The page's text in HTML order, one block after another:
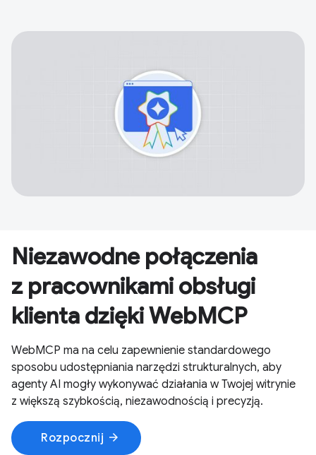
Niezawodne połączenia
z pracownikami obsługi
klienta dzięki WebMCP
WebMCP ma na celu zapewnienie standardowego
sposobu udostępniania narzędzi strukturalnych, aby
agenty AI mogły wykonywać działania w Twojej witrynie
z większą szybkością, niezawodnością i precyzją.
Rozpocznij arrow_forward